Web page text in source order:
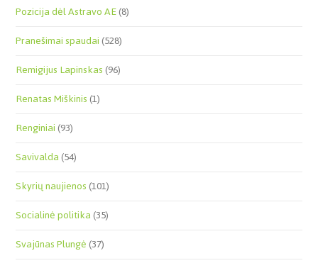
Pozicija dėl Astravo AE(8)
Pranešimai spaudai(528)
Remigijus Lapinskas(96)
Renatas Miškinis(1)
Renginiai(93)
Savivalda(54)
Skyrių naujienos(101)
Socialinė politika(35)
Svajūnas Plungė(37)